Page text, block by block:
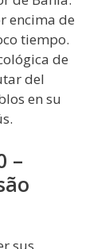
encima de
tiempo.
de
del
en su
–